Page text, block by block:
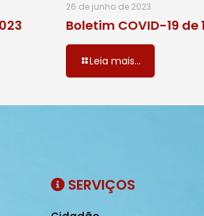
26 de junho de 2023
Boletim COVID-19
Leia mais...
SERVIÇOS